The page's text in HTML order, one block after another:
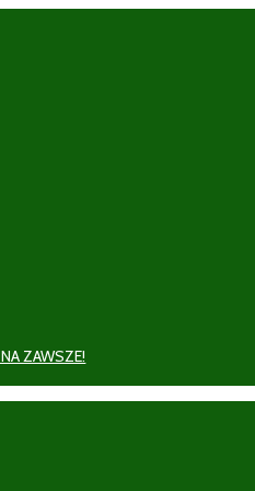
ZAWSZE!